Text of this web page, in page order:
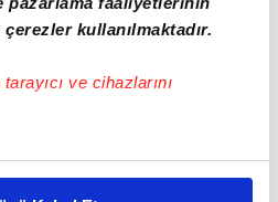
kullanılmaktadır.
ve cihazlarını
halinde sizlere özel